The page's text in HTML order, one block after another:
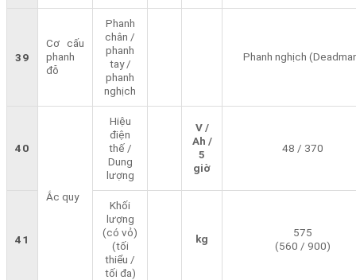
39
Cơ cấu
phanh
đỗ
Phanh
chân /
phanh
tay /
phanh
nghịch
Phanh nghịch
40
Ắc quy
Hiệu
điện
thế /
Dung
lượng
V /
Ah /
5
giờ
48 / 370
41
Khối
lượng
(có vỏ)
(tối
thiểu /
tối đa)
kg
575
(560 / 900)